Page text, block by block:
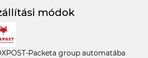
módok
Packeta group automatába